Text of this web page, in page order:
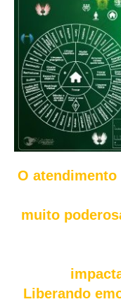
O atendimento
muito
Liberando